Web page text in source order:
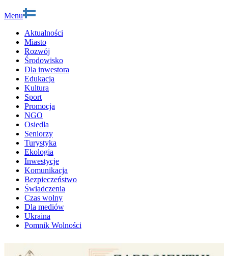
Menu
Aktualności
Miasto
Rozwój
Środowisko
Dla inwestora
Edukacja
Kultura
Sport
Promocja
NGO
Osiedla
Seniorzy
Turystyka
Ekologia
Inwestycje
Komunikacja
Bezpieczeństwo
Świadczenia
Czas wolny
Dla mediów
Ukraina
Pomnik Wolności